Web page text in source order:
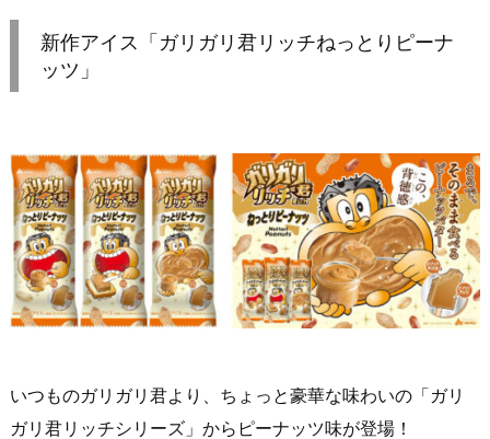
新作アイス「ガリガリ君リッチねっとりピーナ
ッツ」
いつものガリガリ君より、ちょっと豪華な味わいの「ガリ
ガリ君リッチシリーズ」からピーナッツ味が登場！